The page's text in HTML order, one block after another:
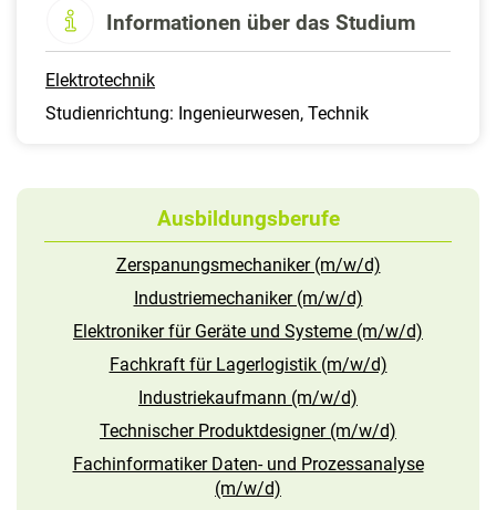
Informationen über das Studium
Elektrotechnik
Studienrichtung: Ingenieurwesen, Technik
Ausbildungsberufe
Zerspanungsmechaniker (m/w/d)
Industriemechaniker (m/w/d)
Elektroniker für Geräte und Systeme (m/w/d)
Fachkraft für Lagerlogistik (m/w/d)
Industriekaufmann (m/w/d)
Technischer Produktdesigner (m/w/d)
Fachinformatiker Daten- und Prozessanalyse
(m/w/d)